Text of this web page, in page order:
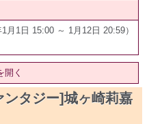
1日 15:00 ～ 1月12日 20:59）
開く
ンタジー]城ヶ崎莉嘉